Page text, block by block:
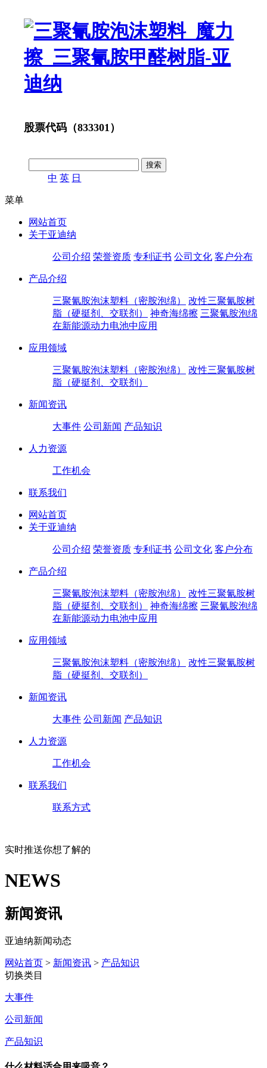
股票代码（833301）
中 英 日
菜单
网站首页
关于亚迪纳
公司介绍 荣誉资质 专利证书 公司文化 客户分布
产品介绍
三聚氰胺泡沫塑料（密胺泡绵）
改性三聚氰胺树
脂（硬挺剂、交联剂）
神奇海绵擦 三聚氰胺泡绵
在新能源动力电池中应用
应用领域
三聚氰胺泡沫塑料（密胺泡绵）
改性三聚氰胺树
脂（硬挺剂、交联剂）
新闻资讯
大事件 公司新闻 产品知识
人力资源
工作机会
联系我们
网站首页
关于亚迪纳
公司介绍 荣誉资质 专利证书 公司文化 客户分布
产品介绍
三聚氰胺泡沫塑料（密胺泡绵）
改性三聚氰胺树
脂（硬挺剂、交联剂）
神奇海绵擦 三聚氰胺泡绵
在新能源动力电池中应用
应用领域
三聚氰胺泡沫塑料（密胺泡绵）
改性三聚氰胺树
脂（硬挺剂、交联剂）
新闻资讯
大事件 公司新闻 产品知识
人力资源
工作机会
联系我们
联系方式
实时推送你想了解的
NEWS
新闻资讯
亚迪纳新闻动态
网站首页 > 新闻资讯 > 产品知识
切换类目
大事件
公司新闻
产品知识